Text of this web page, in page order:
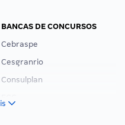
BANCAS DE CONCURSOS
Cebraspe
Cesgranrio
Consulplan